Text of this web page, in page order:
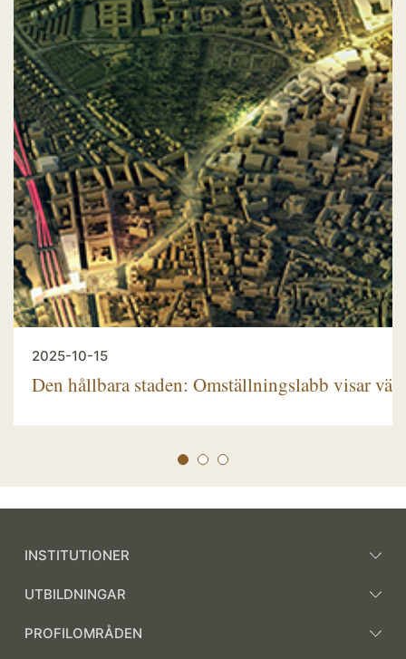
2025-10-15
Den hållbara staden: Omställningslabb visar
INSTITUTIONER
UTBILDNINGAR
PROFILOMRÅDEN